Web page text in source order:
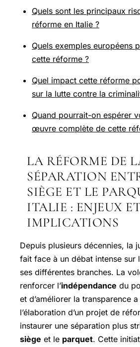
Quels sont les principaux
réforme en Italie ?
Quels exemples européens
cette réforme ?
Quel impact cette réforme
sur la lutte contre la
Quand pourrait-on espérer
œuvre complète de cette
LA RÉFORME DE
SÉPARATION
SIÈGE ET LE
ITALIE : ENJEUX
IMPLICATIONS
Depuis plusieurs décennies, la
fait face à un débat intense sur
ses différentes branches. La
renforcer l’indépendance du
et d’améliorer la transparence
l’élaboration d’un projet de
instaurer une séparation plus
siège et le parquet. Cette